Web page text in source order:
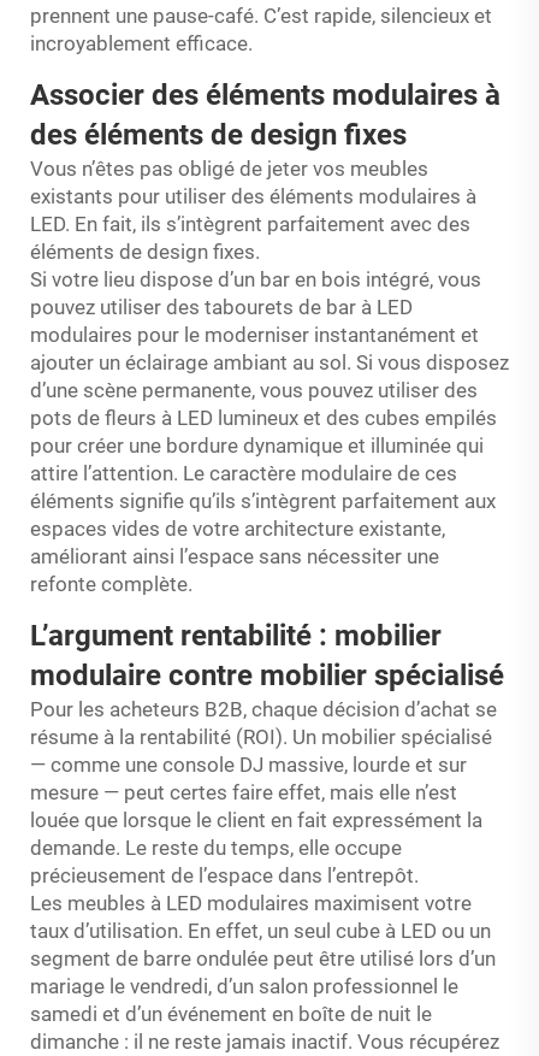
prennent une pause-café. C’est rapide, silencieux et
incroyablement efficace.
Associer des éléments modulaires à
des éléments de design fixes
Vous n’êtes pas obligé de jeter vos meubles
existants pour utiliser des éléments modulaires à
LED. En fait, ils s’intègrent parfaitement avec des
éléments de design fixes.
Si votre lieu dispose d’un bar en bois intégré, vous
pouvez utiliser des tabourets de bar à LED
modulaires pour le moderniser instantanément et
ajouter un éclairage ambiant au sol. Si vous disposez
d’une scène permanente, vous pouvez utiliser des
pots de fleurs à LED lumineux et des cubes empilés
pour créer une bordure dynamique et illuminée qui
attire l’attention. Le caractère modulaire de ces
éléments signifie qu’ils s’intègrent parfaitement aux
espaces vides de votre architecture existante,
améliorant ainsi l’espace sans nécessiter une
refonte complète.
L’argument rentabilité : mobilier
modulaire contre mobilier spécialisé
Pour les acheteurs B2B, chaque décision d’achat se
résume à la rentabilité (ROI). Un mobilier spécialisé
— comme une console DJ massive, lourde et sur
mesure — peut certes faire effet, mais elle n’est
louée que lorsque le client en fait expressément la
demande. Le reste du temps, elle occupe
précieusement de l’espace dans l’entrepôt.
Les meubles à LED modulaires maximisent votre
taux d’utilisation. En effet, un seul cube à LED ou un
segment de barre ondulée peut être utilisé lors d’un
mariage le vendredi, d’un salon professionnel le
samedi et d’un événement en boîte de nuit le
dimanche : il ne reste jamais inactif. Vous récupérez